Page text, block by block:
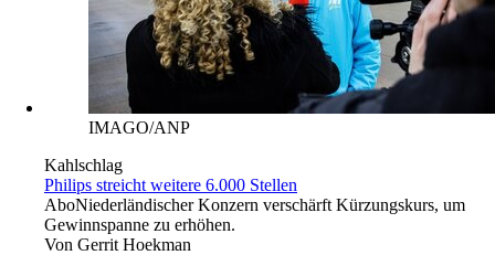
IMAGO/ANP
Kahlschlag
Philips streicht weitere 6.000 Stellen
AboNiederländischer Konzern verschärft Kürzungskurs, um
Gewinnspanne zu erhöhen.
Von Gerrit Hoekman